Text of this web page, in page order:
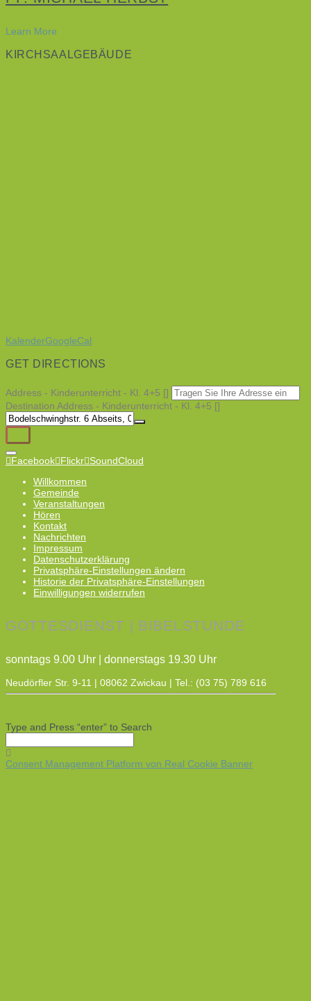
Learn More
KIRCHSAALGEBÄUDE
KalenderGoogleCal
GET DIRECTIONS
Address - Kinderunterricht - Kl. 4+5 []
Destination Address - Kinderunterricht - Kl. 4+5 []
Facebook Flickr SoundCloud
Willkommen
Gemeinde
Veranstaltungen
Hören
Kontakt
Nachrichten
Impressum
Datenschutzerklärung
Privatsphäre-Einstellungen ändern
Historie der Privatsphäre-Einstellungen
Einwilligungen widerrufen
GOTTESDIENST | BIBELSTUNDE
sonntags 9.00 Uhr | donnerstags 19.30 Uhr
Neudörfler Str. 9-11 | 08062 Zwickau | Tel.: (03 75) 789 616
Type and Press “enter” to Search
Consent Management Platform von Real Cookie Banner